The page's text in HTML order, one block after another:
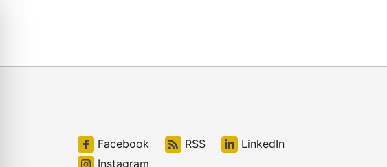
Facebook RSS
LinkedIn
Instagram